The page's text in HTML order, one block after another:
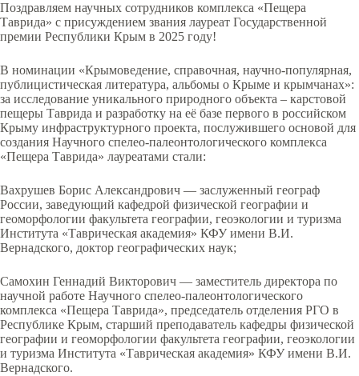
Поздравляем научных сотрудников комплекса «Пещера
Таврида» с присуждением звания лауреат Государственной
премии Республики Крым в 2025 году!
В номинации «Крымоведение, справочная, научно-популярная,
публицистическая литература, альбомы о Крыме и крымчанах»:
за исследование уникального природного объекта – карстовой
пещеры Таврида и разработку на её базе первого в российском
Крыму инфраструктурного проекта, послужившего основой для
создания Научного спелео-палеонтологического комплекса
«Пещера Таврида» лауреатами стали:
Вахрушев Борис Александрович — заслуженный географ
России, заведующий кафедрой физической географии и
геоморфологии факультета географии, геоэкологии и туризма
Института «Таврическая академия» КФУ имени В.И.
Вернадского, доктор географических наук;
Самохин Геннадий Викторович — заместитель директора по
научной работе Научного спелео-палеонтологического
комплекса «Пещера Таврида», председатель отделения РГО в
Республике Крым, старший преподаватель кафедры физической
географии и геоморфологии факультета географии, геоэкологии
и туризма Института «Таврическая академия» КФУ имени В.И.
Вернадского.